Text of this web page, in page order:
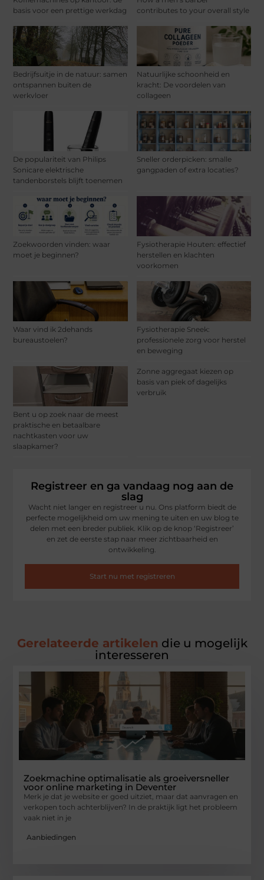
basis voor een prettige werkdag
contributes to your overall style
Bedrijfsuitje in de natuur: samen
ontspannen buiten de
werkvloer
Natuurlijke schoonheid en
kracht: De voordelen van
collageen
De populariteit van Philips
Sonicare elektrische
tandenborstels blijft toenemen
Sneller orderpicken: smalle
gangpaden of extra locaties?
Zoekwoorden vinden: waar
moet je beginnen?
Fysiotherapie Houten: effectief
herstellen en klachten
voorkomen
Waar vind ik 2dehands
bureaustoelen?
Fysiotherapie Sneek:
professionele zorg voor herstel
en beweging
Bent u op zoek naar de meest
praktische en betaalbare
nachtkasten voor uw
slaapkamer?
Zonne aggregaat kiezen op
basis van piek of dagelijks
verbruik
Registreer en ga vandaag nog aan de
slag
Wacht niet langer en registreer u nu. Ons platform biedt de
perfecte mogelijkheid om uw mening te uiten en uw blog te
delen met een breder publiek. Klik op de knop ‘Registreer’
en zet de eerste stap naar meer zichtbaarheid en
ontwikkeling.
Start nu met registreren
Gerelateerde artikelen die u mogelijk
interesseren
Zoekmachine optimalisatie als groeiversneller
voor online marketing in Deventer
Merk je dat je website er goed uitziet, maar dat aanvragen en
verkopen toch achterblijven? In de praktijk ligt het probleem
vaak niet in je
Aanbiedingen